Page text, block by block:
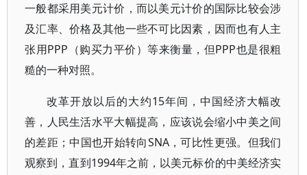
一般都采用美元计价，而以美元计价的国际比较会涉
及汇率、价格及其他一些不可比因素，因而也有人主
张用PPP（购买力平价）等来衡量，但PPP也是很粗
糙的一种对照。
改革开放以后的大约15年间，中国经济大幅改
善，人民生活水平大幅提高，应该说会缩小中美之间
的差距；中国也开始转向SNA，可比性更强。但我们
观察到，直到1994年之前，以美元标价的中美经济实